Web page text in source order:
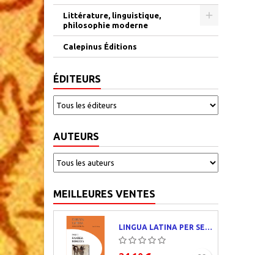
Littérature, linguistique,
philosophie moderne
Calepinus Éditions
ÉDITEURS
AUTEURS
MEILLEURES VENTES
LINGUA LATINA PER SE ILLUSTRATA. PARS I : FAMILIA ROMANA